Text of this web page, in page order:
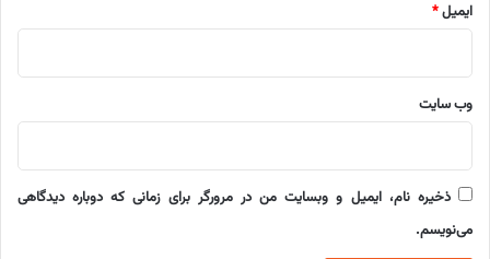
ایمیل*
وب‌ سایت
ذخیره نام، ایمیل و وبسایت من در مرورگر برای زمانی که دوباره دیدگاهی
می‌نویسم.